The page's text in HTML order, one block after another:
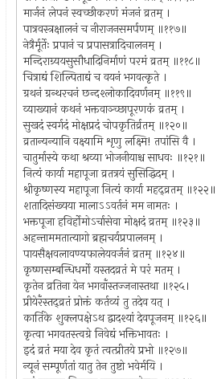
मार्जनं लेपनं स्वच्छीकरणं मंजनं व्रतम् ।
पात्रवस्त्रक्षालनं च नीराजनसमर्पणम् ॥११७॥
नेत्रैर्मूर्तेः प्रपानं च प्रपासत्रादिचालनम् ।
मन्दिराग्र्ययसुसौधादिनिर्माणं परमं व्रतम् ॥११८॥
चित्राद्यं शिल्पिताद्यं च वयनं भगवत्कृते ।
ग्रथनं ग्रन्थरचनं छन्दश्लोकादिवर्णनम् ॥११९॥
व्याख्यानं कथनं भक्तवाञ्च्छापूरणकं व्रतम् ।
सुखदं स्वर्गदं मोक्षप्रदं चोपकृतिर्व्रतम् ॥१२०॥
व्रतान्यन्यानि वक्ष्यामि शृणु लक्ष्मि! तपांसि वै ।
चातुर्मास्ये कथा श्रव्या भोजनीयाश्च साधवः ॥१२१॥
नित्यं कार्या महापूजा व्रतत्रयं सुसिद्धिदम् ।
श्रीकृष्णस्य महापूजा नित्यं कार्या महद्व्रतम् ॥१२२॥
शतादिसंख्यया मालाऽऽवर्तनं मम नामतः ।
भक्तपूजा हविर्होमोऽर्चासेवा मोक्षदं व्रतम् ॥१२३॥
अहन्ताममतात्यागो ब्रह्मचर्यप्रपालनम् ।
पायसैक्षवलावण्यफालेयवर्जनं व्रतम् ॥१२४॥
कृष्णसम्बन्धिधर्मो यस्तदव्रतं मे परं मतम् ।
कृतेन व्रतिना येन भगवाँस्तज्जनास्तथा ॥१२५।
प्रीयेरँस्तद्व्रतं प्रोक्तं कर्तव्यं तु तदेव यत् ।
कार्तिके शुक्लपक्षेऽथ द्वादश्यां देवपूजनम् ॥१२६॥
कृत्वा भगवतस्त्वग्रे निवेद्यं भक्तिभावतः ।
इदं व्रतं मया देव कृतं त्वत्प्रीतये प्रभो ॥१२७॥
न्यूनं सम्पूर्णतां यातु तेन तुष्टो भवेर्मयि ।